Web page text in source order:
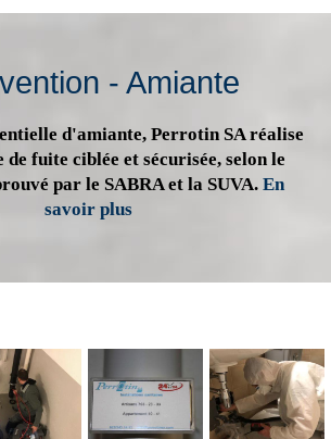
- Amiante
d'amiante, Perrotin SA réalise
de fuite ciblée et sécurisée, selon le
par le SABRA et la SUVA. En
savoir plus